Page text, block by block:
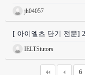
jh04057
[ 아이엘츠 단기 전문]
IELTStutors
6